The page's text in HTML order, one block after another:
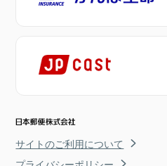
サイトのご利用について